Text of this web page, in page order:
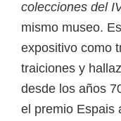
colecciones del
mismo museo.
expositivo como
traiciones y
desde los años
el premio Espais